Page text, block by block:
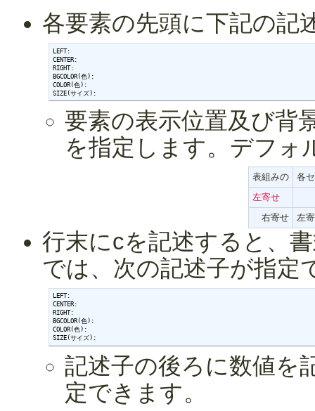
各要素の先頭に下記の記
LEFT:
CENTER:
RIGHT:
BGCOLOR(色):
COLOR(色):
SIZE(サイズ):
要素の表示位置及び背
を指定します。デフォ
表組みの
各
左寄せ
右寄せ
左
行末にcを記述すると、
では、次の記述子が指定
LEFT:
CENTER:
RIGHT:
BGCOLOR(色):
COLOR(色):
SIZE(サイズ):
記述子の後ろに数値を
定できます。